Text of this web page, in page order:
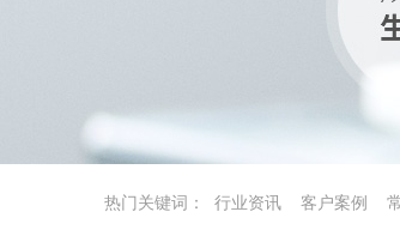
热门关键词： 行业资讯 客户案例